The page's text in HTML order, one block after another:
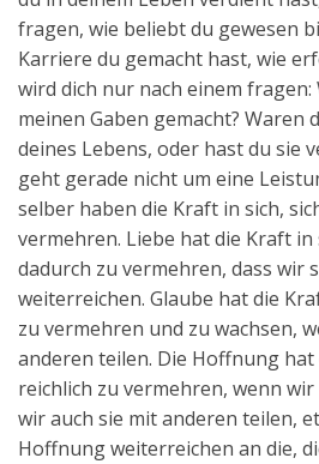
fragen, wie beliebt du gewesen
Karriere du gemacht hast, wie
wird dich nur nach einem fragen:
meinen Gaben gemacht? Waren
deines Lebens, oder hast du sie
geht gerade nicht um eine
selber haben die Kraft in sich,
vermehren. Liebe hat die Kraft in
dadurch zu vermehren, dass wir
weiterreichen. Glaube hat die
zu vermehren und zu wachsen,
anderen teilen. Die Hoffnung hat
reichlich zu vermehren, wenn
wir auch sie mit anderen teilen,
Hoffnung weiterreichen an die,